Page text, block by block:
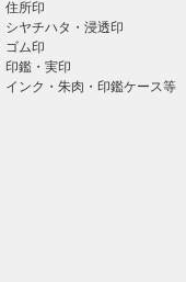
住所印
シヤチハタ・浸透印
ゴム印
印鑑・実印
インク・朱肉・印鑑ケース等